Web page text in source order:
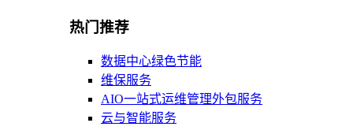
热门推荐
数据中心绿色节能
维保服务
AIO一站式运维管理外包服务
云与智能服务